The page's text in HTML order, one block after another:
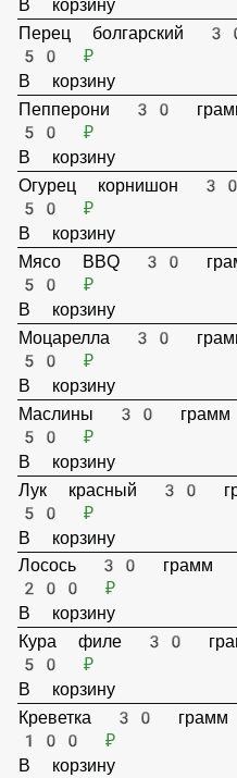
В корзину
Перец халапенью 30 грамм
50 ₽
В корзину
Перец болгарский 30 грамм
50 ₽
В корзину
Пепперони 30 грамм
50 ₽
В корзину
Огурец корнишон 30 грамм
50 ₽
В корзину
50 ₽
В корзину
Моцарелла 30 грамм
50 ₽
В корзину
Маслины 30 грамм
50 ₽
В корзину
Лук красный 30 грамм
50 ₽